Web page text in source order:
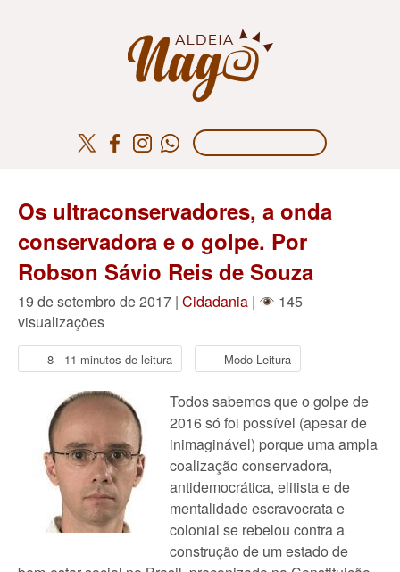
Os ultraconservadores, a onda
conservadora e o golpe. Por
Robson Sávio Reis de Souza
19 de setembro de 2017 | Cidadania |
145
visualizações
8 - 11 minutos de leitura Modo Leitura
Todos sabemos que o golpe de
2016 só foi possível (apesar de
inimaginável) porque uma ampla
coalização conservadora,
antidemocrática, elitista e de
mentalidade escravocrata e
colonial se rebelou contra a
construção de um estado de